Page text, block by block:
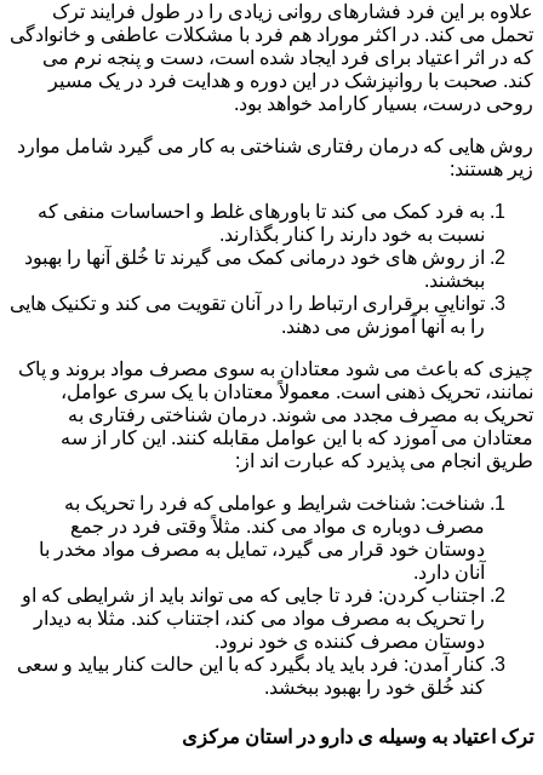
علاوه بر این فرد فشارهای روانی زیادی را در طول فرایند ترک
تحمل می کند. در اکثر موراد هم فرد با مشکلات عاطفی و خانوادگی
که در اثر اعتیاد برای فرد ایجاد شده است، دست و پنجه نرم می
کند. صحبت با روانپزشک در این دوره و هدایت فرد در یک مسیر
روحی درست، بسیار کارامد خواهد بود.
روش هایی که درمان رفتاری شناختی به کار می گیرد شامل موارد
زیر هستند:
به فرد کمک می کند تا باورهای غلط و احساسات منفی که
نسبت به خود دارند را کنار بگذارند.
از روش های خود درمانی کمک می گیرند تا خُلق آنها را بهبود
ببخشند.
توانایی برقراری ارتباط را در آنان تقویت می کند و تکنیک هایی
را به آنها آموزش می دهند.
چیزی که باعث می شود معتادان به سوی مصرف مواد بروند و پاک
نمانند، تحریک ذهنی است. معمولاً معتادان با یک سری عوامل،
تحریک به مصرف مجدد می شوند. درمان شناختی رفتاری به
معتادان می آموزد که با این عوامل مقابله کنند. این کار از سه
طریق انجام می پذیرد که عبارت اند از:
شناخت: شناخت شرایط و عواملی که فرد را تحریک به
مصرف دوباره ی مواد می کند. مثلاً وقتی فرد در جمع
دوستان خود قرار می گیرد، تمایل به مصرف مواد مخدر با
آنان دارد.
اجتناب کردن: فرد تا جایی که می تواند باید از شرایطی که او
را تحریک به مصرف مواد می کند، اجتناب کند. مثلا به دیدار
دوستان مصرف کننده ی خود نرود.
کنار آمدن: فرد باید یاد بگیرد که با این حالت کنار بیاید و سعی
کند خُلق خود را بهبود ببخشد.
ترک اعتیاد به وسیله ی دارو در استان مرکزی